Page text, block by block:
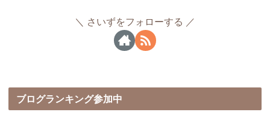
さいずをフォローする
ブログランキング参加中